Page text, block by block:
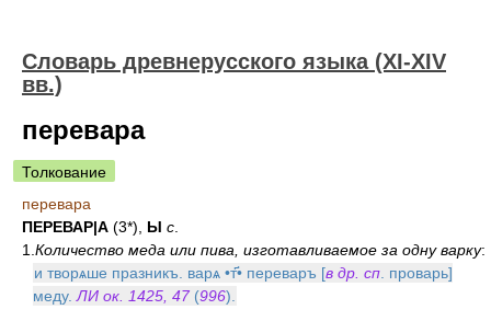
Словарь древнерусского языка (XI-XIV
вв.)
перевара
Толкование
перевара
ПЕРЕВАР|А (3*), Ы с
1. Количество меда или пива, изготавливаемое за одну варку:
и творѧше празникъ. варѧ •т҃• переваръ [в др. сп . проварь]
меду. ЛИ ок. 1425, 47(996).